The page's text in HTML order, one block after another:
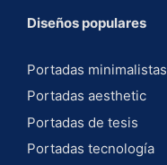
Diseños populares
Portadas minimalistas
Portadas aesthetic
Portadas de tesis
Portadas tecnología